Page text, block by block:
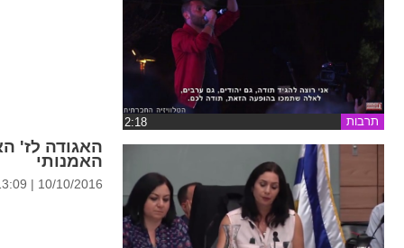
תרבות ‏2:18
האגודה לז'
האמנותי
10/10/2016 | 13:09